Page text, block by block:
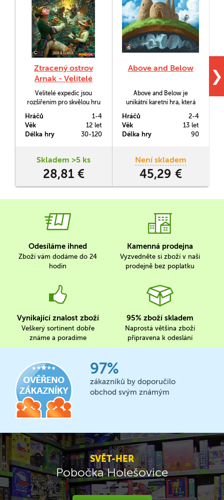
Ztracený ostrov
Arnak - Velitelé
expedic
Velitelé expedic jsou
rozšířením pro skvělou hru
který vás zavede doprostřed
džungle, v níž budete hledat
ruiny dávno zapomenuté
Hráčů
1-4
Věk
12 let
Délka hry
30-120
Skladem >5 ks
28,81 €
Above and Below
Above and Below je
unikátní karetní hra, která
budování s vyprávěcím.
Hráči coby vesničané
prchají před nájezdem
perfektní místo pro svůj
nový domov a začínají jej
budovat nejen na zemi, ale i
Hráčů
2-4
Věk
13 let
Délka hry
90
Není skladem
45,29 €
❯
Odesíláme ihned
Zboží vám dodáme do 24
hodin
Kamenná prodejna
Vyzvedněte si zboží v naší
prodejně bez poplatku
Vynikající znalost zboží
Veškerý sortinent dobře
známe a poradíme
95% zboží skladem
Naprostá většina zboží
připravena k odeslání
97%
zákazníků by doporučilo
obchod svým známým
SVĚT-HER
Pobočka Holešovice